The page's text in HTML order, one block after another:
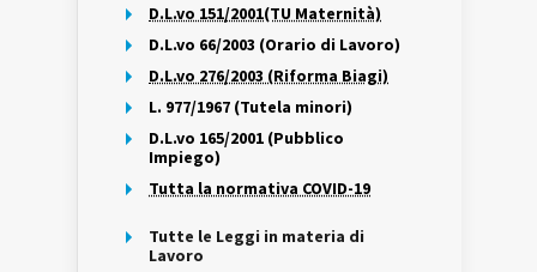
D.L.vo 151/2001(TU Maternità)
D.L.vo 66/2003 (Orario di Lavoro)
D.L.vo 276/2003 (Riforma Biagi)
L. 977/1967 (Tutela minori)
D.L.vo 165/2001 (Pubblico
Impiego)
Tutta la normativa COVID-19
Tutte le Leggi in materia di
Lavoro